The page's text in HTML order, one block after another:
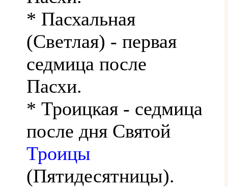
* Пасхальная
(Светлая) - первая
седмица после
Пасхи.
* Троицкая - седмица
после дня Святой
Троицы
(Пятидесятницы).